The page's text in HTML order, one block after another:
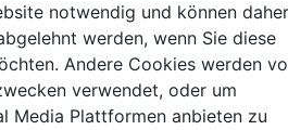
notwendig und können daher
werden, wenn Sie diese
Andere Cookies werden
verwendet, oder um
Media Plattformen anbieten zu